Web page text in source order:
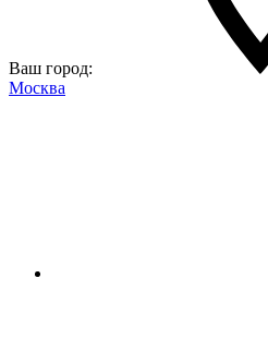
Ваш город:
Москва